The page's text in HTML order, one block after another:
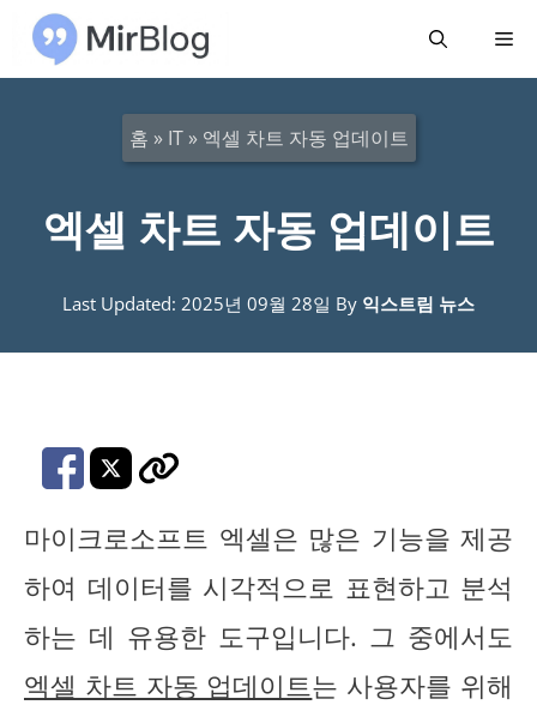
메
홈 » IT» 엑셀 차트 자동 업데이트
엑셀 차트 자동 업데이트
Last Updated: 2025년 09월 28일 By 익스트림 뉴스
마이크로소프트 엑셀은 많은 기능을 제공
하여 데이터를 시각적으로 표현하고 분석
하는 데 유용한 도구입니다. 그 중에서도
엑셀 차트 자동 업데이트는 사용자를 위해